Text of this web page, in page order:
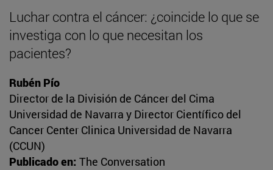
Luchar contra el cáncer: ¿coincide lo que se
investiga con lo que necesitan los
pacientes?
Rubén Pío
Director de la División de Cáncer del Cima
Universidad de Navarra y Director Científico del
Cancer Center Clinica Universidad de Navarra
(CCUN)
Publicado en: The Conversation